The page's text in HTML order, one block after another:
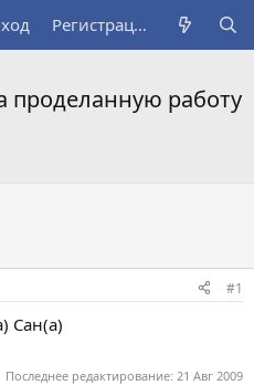
Регистрация
проделанную работу
#1
Сан(а)
Последнее редактирование: 21 Авг 2009